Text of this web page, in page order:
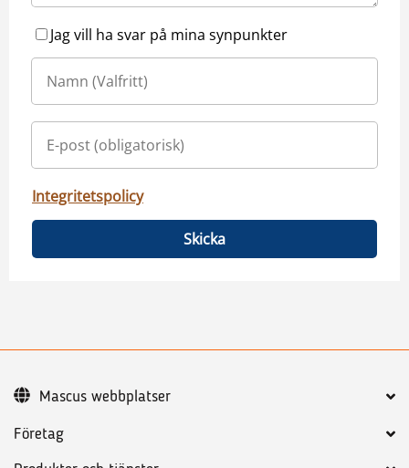
Jag vill ha svar på mina synpunkter
Integritetspolicy
Skicka
Företag
Mascus webbplatser